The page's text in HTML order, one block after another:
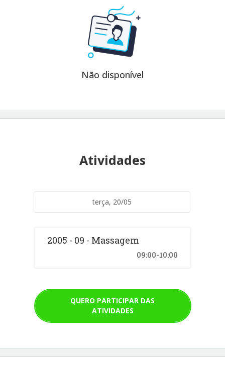
Não disponível
Atividades
terça, 20/05
2005 - 09 - Massagem
09:00-10:00
QUERO PARTICIPAR DAS
ATIVIDADES